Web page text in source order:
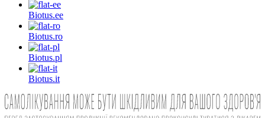
Biotus.ee
Biotus.ro
Biotus.pl
Biotus.it